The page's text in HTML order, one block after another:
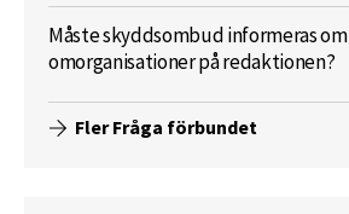
Måste skyddsombud informeras om
omorganisationer på redaktionen?
Fler Fråga förbundet